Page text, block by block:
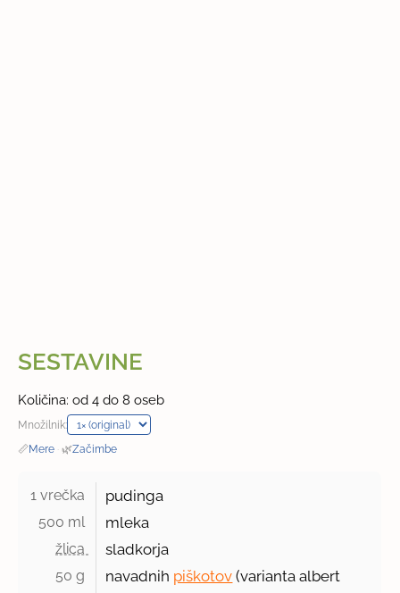
SESTAVINE
Količina: od 4 do 8 oseb
Množilnik:
📏Mere · 🌿Začimbe
1 vrečka pudinga
500 ml mleka
žlica sladkorja
50 g navadnih piškotov (varianta albert